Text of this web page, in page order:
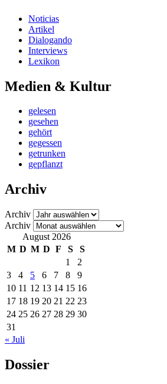
Noticias
Artikel
Dialogando
Interviews
Lexikon
Medien & Kultur
gelesen
gesehen
gehört
gegessen
getrunken
gepflanzt
Archiv
Archiv
Archiv
August 2026
M D M D F S
S
1
2
3
4 5 6 7 8
9
10 11 12 13 14 15 16
17 18 19 20 21 22 23
24 25 26 27 28 29 30
31
« Juli
Dossier